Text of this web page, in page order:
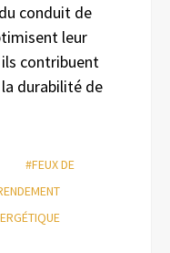
conduit de
leur
contribuent
durabilité de
#FEUX DE